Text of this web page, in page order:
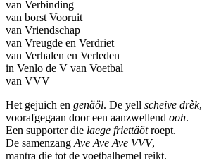
van Verbinding
van borst Vooruit
van Vriendschap
van Vreugde en Verdriet
van Verhalen en Verleden
in Venlo de V van Voetbal
van VVV
Het gejuich en genäöl. De yell scheive drèk,
voorafgegaan door een aanzwellend ooh.
Een supporter die laege friettäötroept.
De samenzang Ave Ave Ave VVV,
mantra die tot de voetbalhemel reikt.